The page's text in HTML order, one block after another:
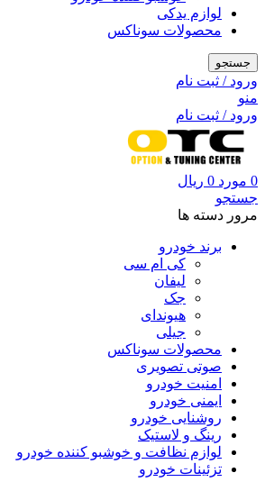
لوازم یدکی
محصولات سوناکس
جستجو
ورود / ثبت نام
منو
ورود / ثبت نام
0 مورد 0 ریال
جستجو
مرور دسته ها
برند خودرو
کی ام سی
لیفان
جک
هیوندای
جیلی
محصولات سوناکس
صوتی تصویری
امنیت خودرو
ایمنی خودرو
روشنایی خودرو
رینگ و لاستیک
لوازم نظافت و خوشبو کننده خودرو
تزئینات خودرو